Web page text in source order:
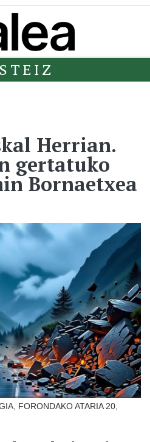
Herrian.
gertatuko
Bornaetxea
FORONDAKO ATARIA 20,